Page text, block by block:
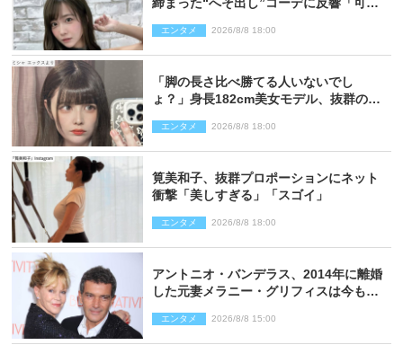
締まった“へそ出し”コーデに反響「可愛
エンタメ 2026/8/8 18:00
「脚の長さ比べ勝てる人いないでし
ょ？」身長182cm美女モデル、抜群のプ
エンタメ 2026/8/8 18:00
筧美和子、抜群プロポーションにネット
衝撃「美しすぎる」「スゴイ」
エンタメ 2026/8/8 18:00
アントニオ・バンデラス、2014年に離婚
した元妻メラニー・グリフィスは今も
エンタメ 2026/8/8 15:00